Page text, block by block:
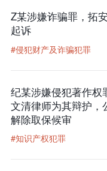
Z某涉嫌诈骗罪，拓
起诉
#侵犯财产及诈骗犯罪
纪某涉嫌侵犯著作权
文清律师为其辩护，
解除取保候审
#知识产权犯罪